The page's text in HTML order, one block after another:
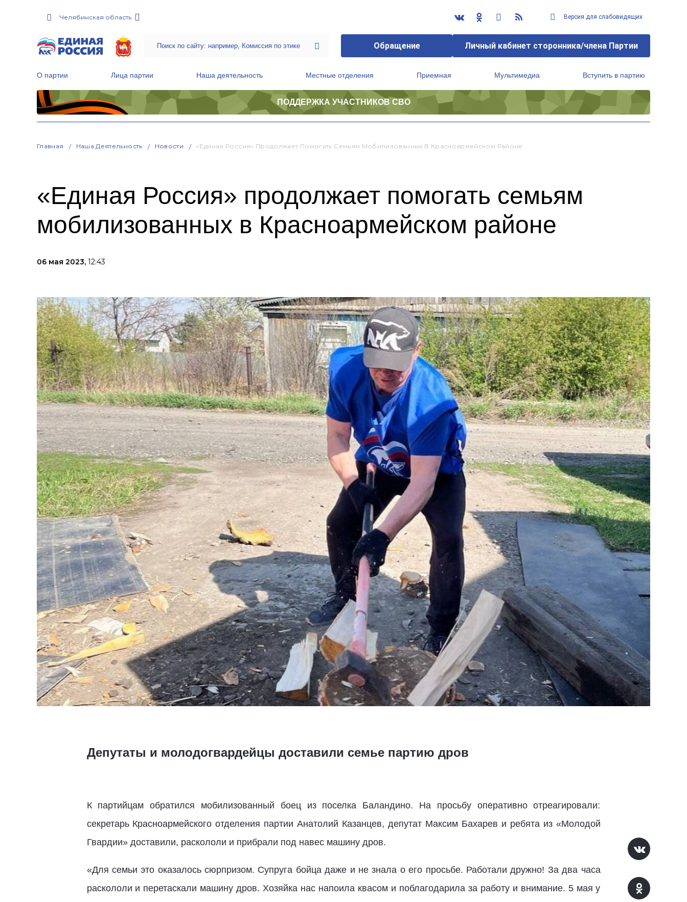
Челябинская область Версия для слабовидящих
Обращение Личный кабинет сторонника/члена Партии
О партии Лица партии Наша деятельность Местные отделения Приемная Мультимедиа Вступить в партию
ПОДДЕРЖКА УЧАСТНИКОВ СВО
Главная Наша Деятельность Новости «Единая Россия» Продолжает Помогать Семьям Мобилизованных В Красноармейском Районе
«Единая Россия» продолжает помогать семьям
мобилизованных в Красноармейском районе
06 мая 2023, 12:43
Депутаты и молодогвардейцы доставили семье партию дров
К партийцам обратился мобилизованный боец из поселка Баландино. На просьбу оперативно отреагировали:
секретарь Красноармейского отделения партии Анатолий Казанцев, депутат Максим Бахарев и ребята из «Молодой
Гвардии» доставили, раскололи и прибрали под навес машину дров.
«Для семьи это оказалось сюрпризом. Супруга бойца даже и не знала о его просьбе. Работали дружно! За два часа
раскололи и перетаскали машину дров. Хозяйка нас напоила квасом и поблагодарила за работу и внимание. 5 мая у